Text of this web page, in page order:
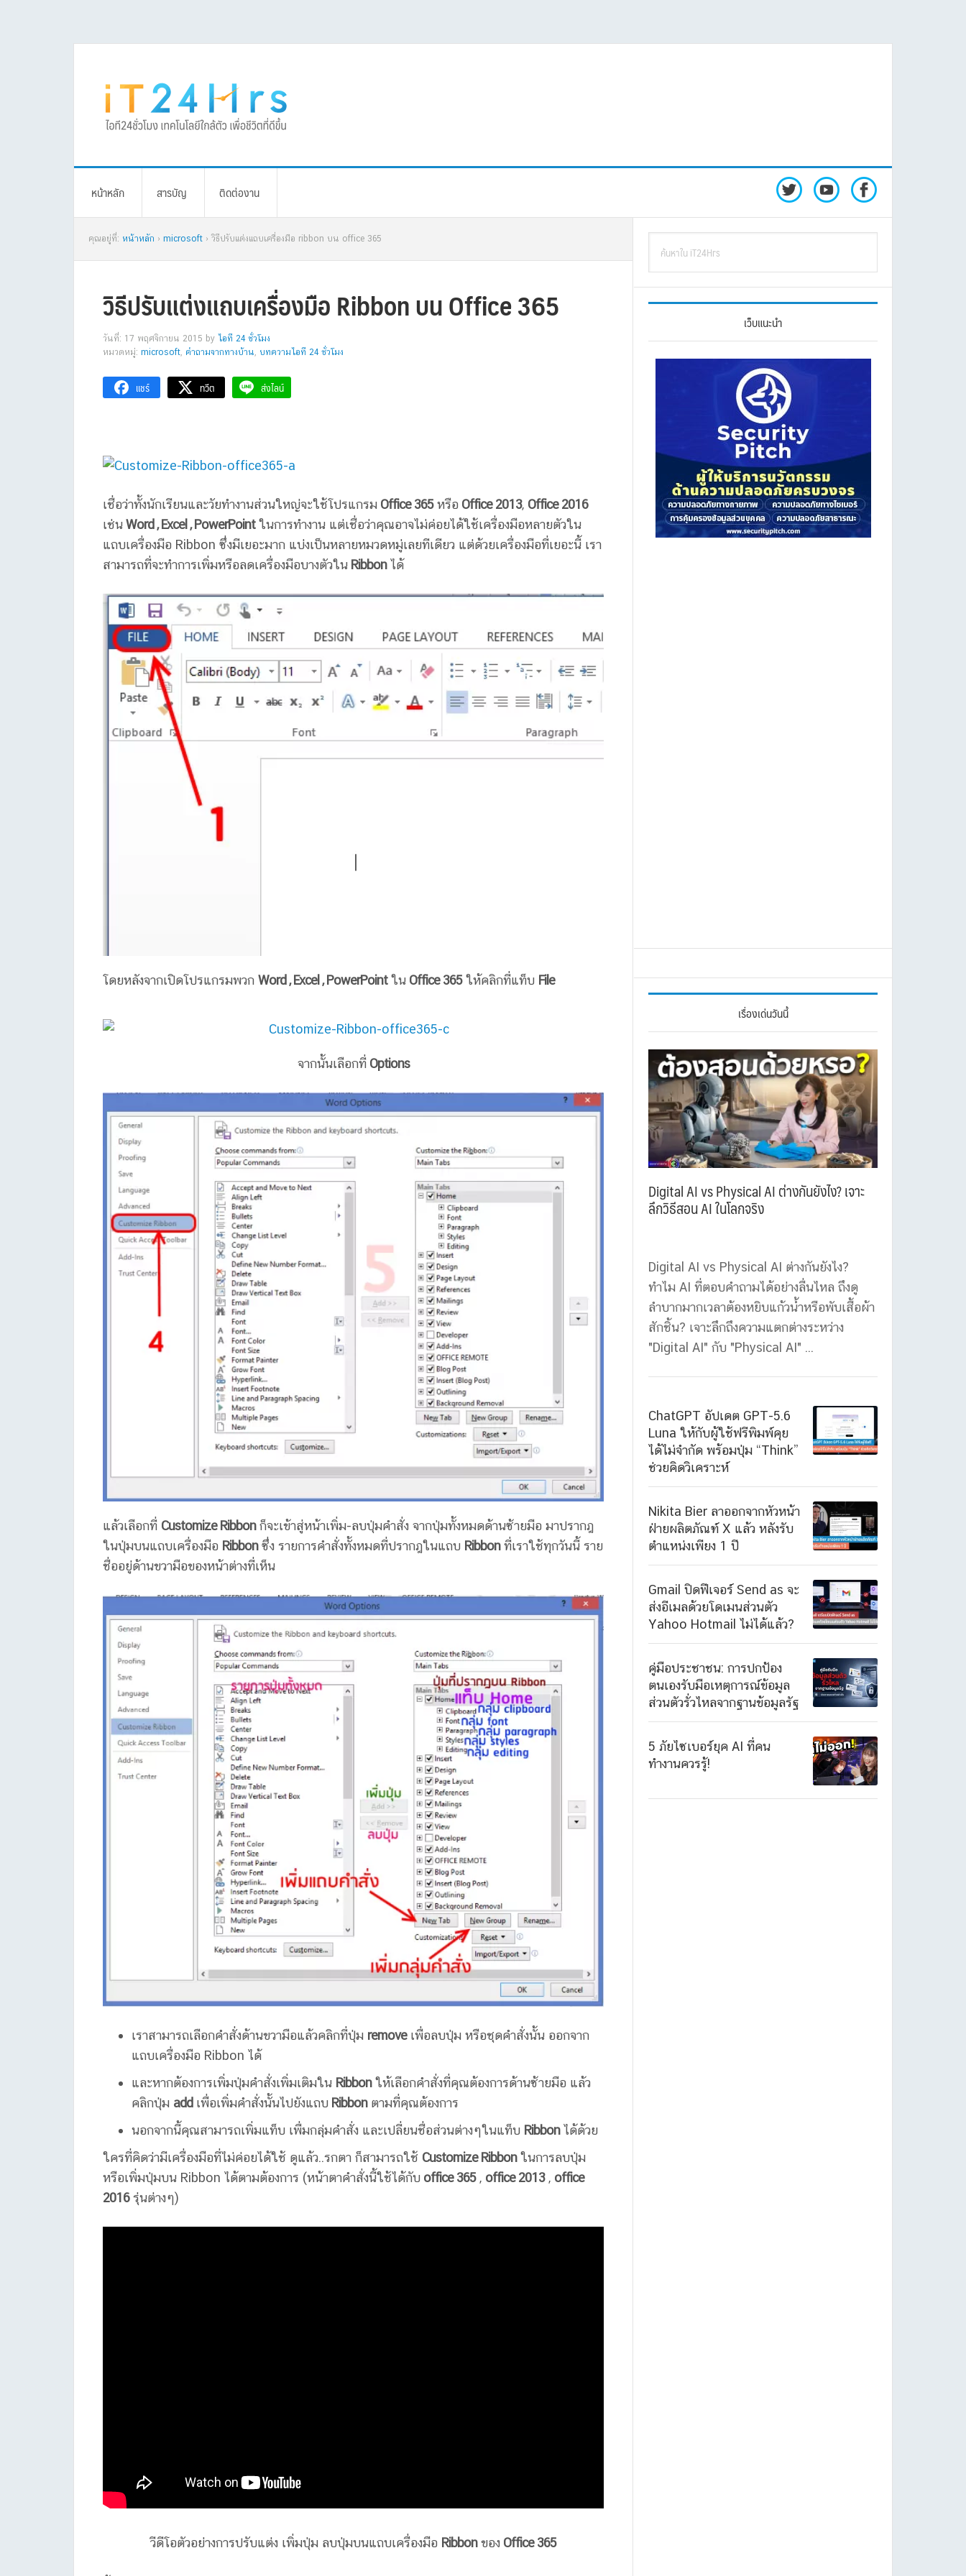
หน้าหลัก สารบัญ ติดต่องาน
คุณอยู่ที่: หน้าหลัก › microsoft › วิธีปรับแต่งแถบเครื่องมือ ribbon บน office 365
วิธีปรับแต่งแถบเครื่องมือ Ribbon บน Office 365
วันที่: 17 พฤศจิกายน 2015 by ไอที 24 ชั่วโมง
หมวดหมู่: microsoft, คำถามจากทางบ้าน, บทความไอที 24 ชั่วโมง
แชร์ ทวีต ส่งไลน์
เชื่อว่าทั้งนักเรียนและวัยทำงานส่วนใหญ่จะใช้โปรแกรม Office 365หรือ Office 2013, Office 2016
เช่นWord , Excel , PowerPointในการทำงาน แต่เชื่อว่าคุณอาจไม่ค่อยได้ใช้เครื่องมือหลายตัวใน
แถบเครื่องมือ Ribbon ซึ่งมีเยอะมาก แบ่งเป็นหลายหมวดหมู่เลยทีเดียว แต่ด้วยเครื่องมือที่เยอะนี้ เรา
สามารถที่จะทำการเพิ่มหรือลดเครื่องมือบางตัวใน Ribbonได้
โดยหลังจากเปิดโปรแกรมพวก Word , Excel , PowerPointใน Office 365ให้คลิกที่แท็บ File
จากนั้นเลือกที่Options
แล้วเลือกที่ Customize Ribbonก็จะเข้าสู่หน้าเพิ่ม-ลบปุ่มคำสั่ง จากปุ่มทั้งหมดด้านซ้ายมือ มาปรากฎ
ในปุ่มบนแถบเครื่องมือ Ribbonซึ่ง รายการคำสั่งทั้งหมดที่ปรากฎในแถบ Ribbonที่เราใช้ทุกวันนี้ ราย
ชื่ออยู่ด้านขวามือของหน้าต่างที่เห็น
เราสามารถเลือกคำสั่งด้านขวามือแล้วคลิกที่ปุ่ม removeเพื่อลบปุ่ม หรือชุดคำสั่งนั้น ออกจาก
แถบเครื่องมือ Ribbon ได้
และหากต้องการเพิ่มปุ่มคำสั่งเพิ่มเติมใน Ribbonให้เลือกคำสั่งที่คุณต้องการด้านซ้ายมือ แล้ว
คลิกปุ่ม add เพื่อเพิ่มคำสั่งนั้นไปยังแถบ Ribbonตามที่คุณต้องการ
นอกจากนี้คุณสามารถเพิ่มแท็บ เพื่มกลุ่มคำสั่ง และเปลี่ยนชื่อส่วนต่างๆในแท็บ Ribbonได้ด้วย
ใครที่คิดว่ามีเครื่องมือที่ไม่ค่อยได้ใช้ ดูแล้ว..รกตา ก็สามารถใช้ Customize Ribbonในการลบปุ่ม
หรือเพิ่มปุ่มบน Ribbon ได้ตามต้องการ (หน้าตาคำสั่งนี้ใช้ได้กับ office 365, office 2013, office
2016รุ่นต่างๆ)
วีดีโอตัวอย่างการปรับแต่ง เพิ่มปุ่ม ลบปุ่มบนแถบเครื่องมือ Ribbonของ Office 365
Primary
Sidebar
iT24Hrs
เว็บแนะนำ
เรื่องเด่นวันนี้
Digital AI vs Physical AI ต่างกันยังไง? เจาะ
ลึกวิธีสอน AI ในโลกจริง
Digital AI vs Physical AI ต่างกันยังไง?
ทำไม AI ที่ตอบคำถามได้อย่างลื่นไหล ถึงดู
ลำบากมากเวลาต้องหยิบแก้วน้ำหรือพับเสื้อผ้า
สักชิ้น? เจาะลึกถึงความแตกต่างระหว่าง
"Digital AI" กับ "Physical AI" ...
ChatGPT อัปเดต GPT-5.6
Luna ให้กับผู้ใช้ฟรีพิมพ์คุย
ได้ไม่จำกัด พร้อมปุ่ม “Think”
ช่วยคิดวิเคราะห์
Nikita Bier ลาออกจากหัวหน้า
ฝ่ายผลิตภัณฑ์ X แล้ว หลังรับ
ตำแหน่งเพียง 1 ปี
Gmail ปิดฟีเจอร์ Send as จะ
ส่งอีเมลด้วยโดเมนส่วนตัว
Yahoo Hotmail ไม่ได้แล้ว?
คู่มือประชาชน: การปกป้อง
ตนเองรับมือเหตุการณ์ข้อมูล
ส่วนตัวรั่วไหลจากฐานข้อมูลรัฐ
5 ภัยไซเบอร์ยุค AI ที่คน
ทำงานควรรู้!